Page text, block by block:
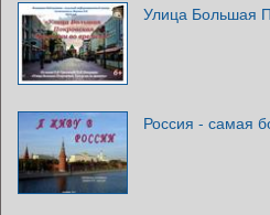
Улица Большая
Россия - самая